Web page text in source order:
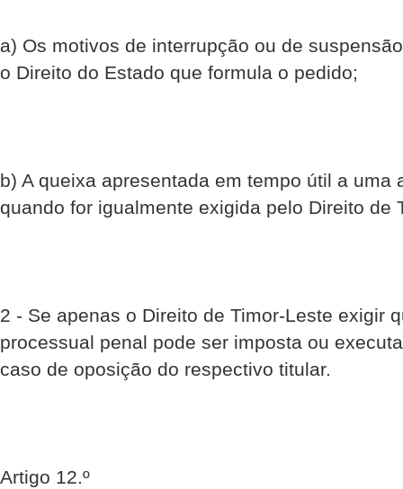
a) Os motivos de interrupção ou de
o Direito do Estado que formula o pedido;
b) A queixa apresentada em tempo útil a uma
quando for igualmente exigida pelo Direito de
2 - Se apenas o Direito de Timor-Leste exigir
processual penal pode ser imposta ou
caso de oposição do respectivo titular.
Artigo 12.º